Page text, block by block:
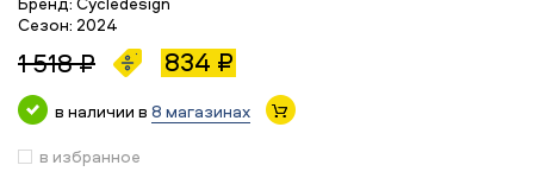
Сезон: 2024
1 518 ₽ 834 ₽
в наличии в 8 магазинах
в избранное